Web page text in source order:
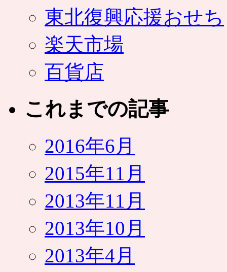
東北復興応援おせち
楽天市場
百貨店
これまでの記事
2016年6月
2015年11月
2013年11月
2013年10月
2013年4月